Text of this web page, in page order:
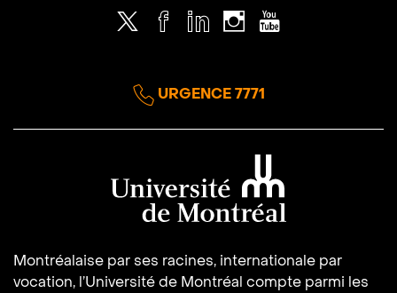
Twitter Facebook
LinkedInInstagramYoutube
URGENCE 7771
Montréalaise par ses racines, internationale par
vocation, l’Université de Montréal compte parmi les